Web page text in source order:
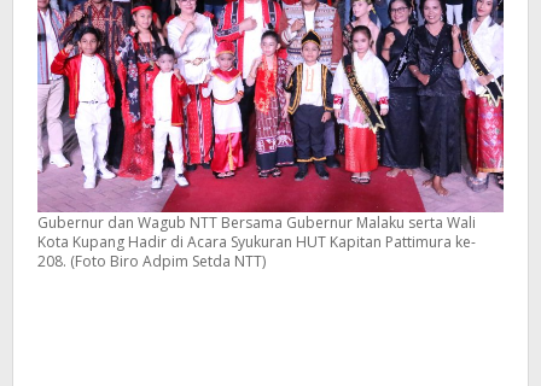
Kupang
Gubernur dan Wagub NTT Bersama Gubernur Malaku serta Wali
Kota Kupang Hadir di Acara Syukuran HUT Kapitan Pattimura ke-
208. (Foto Biro Adpim Setda NTT)